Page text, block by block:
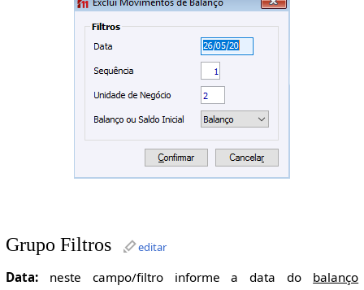
Grupo Filtros editar
Data:neste campo/filtro informe a data do balanço